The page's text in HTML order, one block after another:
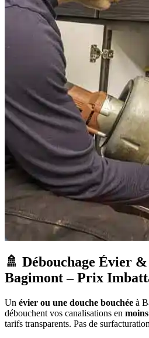
🚿 Débouchage Évier
Bagimont – Prix
Un évier ou une douche bouchée à
débouchent vos canalisations en
tarifs transparents. Pas de